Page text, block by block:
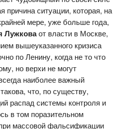
причина ситуации, которая, на
мере, уже больше года,
Лужковаот власти в Москве,
вышеуказанного кризиса
по Ленину, когда не то что
но верхи не могут
наиболее важный
что, по существу,
распад системы контроля и
в том поразительном
массовой фальсификации